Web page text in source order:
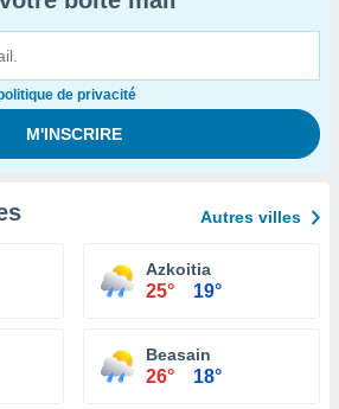
de privacité
Autres villes
Azkoitia
25° 19°
Beasain
26° 18°